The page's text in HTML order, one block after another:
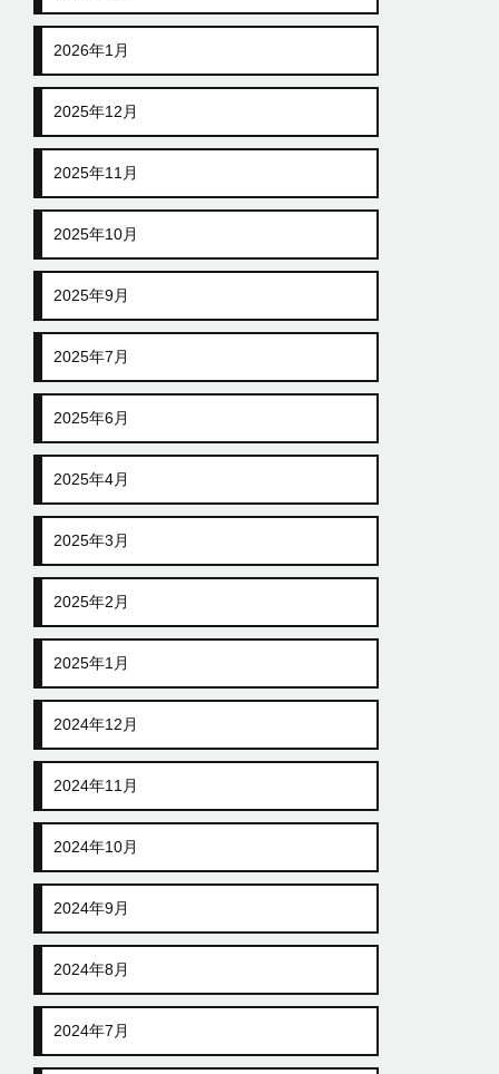
2026年1月
2025年12月
2025年11月
2025年10月
2025年9月
2025年7月
2025年6月
2025年4月
2025年3月
2025年2月
2025年1月
2024年12月
2024年11月
2024年10月
2024年9月
2024年8月
2024年7月